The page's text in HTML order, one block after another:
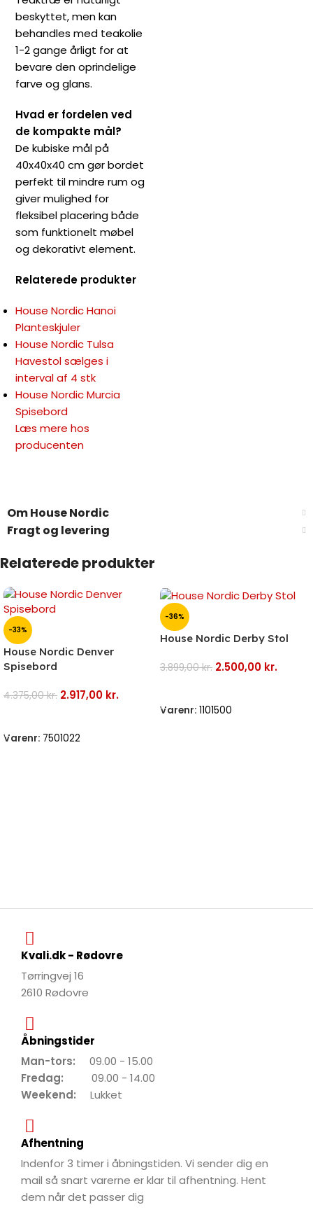
beskyttet, men kan
behandles med teakolie
1-2 gange årligt for at
bevare den oprindelige
farve og glans.
Hvad er fordelen ved
de kompakte mål?
De kubiske mål på
40x40x40 cm gør bordet
perfekt til mindre rum og
giver mulighed for
fleksibel placering både
som funktionelt møbel
og dekorativt element.
Relaterede produkter
House Nordic Hanoi
Planteskjuler
House Nordic Tulsa
Havestol sælges i
interval af 4 stk
House Nordic Murcia
Spisebord
Læs mere hos
producenten
Om House Nordic
Fragt og levering
Relaterede produkter
-33%
House Nordic Denver
Spisebord
4.375,00kr. 2.917,00 kr.
Varenr: 7501022
-36%
House Nordic Derby Stol
3.899,00kr. 2.500,00 kr.
Varenr: 1101500
Kvali.dk - Rødovre
Tørringvej 16
2610 Rødovre
Åbningstider
Man-tors: 09.00 - 15.00
Fredag: 09.00 - 14.00
Weekend: Lukket
Afhentning
Indenfor 3 timer i åbningstiden. Vi sender dig en
mail så snart varerne er klar til afhentning. Hent
dem når det passer dig